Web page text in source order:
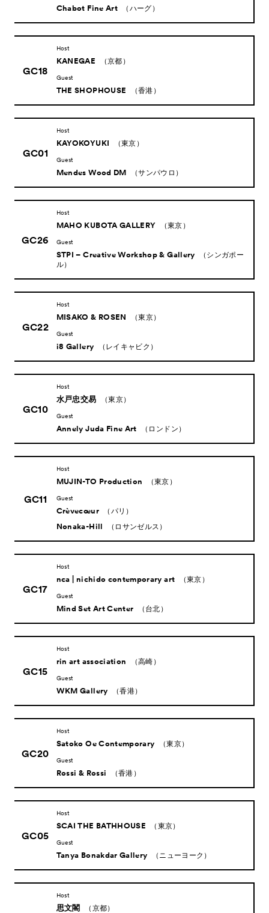
News お知らせ
Exhibitors
- Gallery Collaborations
Artworks 作品一覧
ACK Curates
- Talks トークプログラム
- For Kids キッズプログラム
Special Programs
Associated Programs 市内連携プログラム
About
Visitor Information
Partners パートナー
Contact
Archive
Chabot Fine Art （ハーグ）
GC18
Host
KANEGAE （京都）
Guest
THE SHOPHOUSE （香港）
GC01
Host
KAYOKOYUKI （東京）
Guest
Mendes Wood DM （サンパウロ）
GC26
Host
MAHO KUBOTA GALLERY （東京）
Guest
STPI – Creative Workshop & Gallery
（シンガポー
ル）
GC22
Host
MISAKO & ROSEN （東京）
Guest
i8 Gallery （レイキャビク）
GC10
Host
水戸忠交易 （東京）
Guest
Annely Juda Fine Art （ロンドン）
GC11
Host
MUJIN-TO Production （東京）
Guest
Crèvecœur （パリ）
Nonaka-Hill （ロサンゼルス）
GC17
Host
nca | nichido contemporary art （東京）
Guest
Mind Set Art Center （台北）
GC15
Host
rin art association （高崎）
Guest
WKM Gallery （香港）
GC20
Host
Satoko Oe Contemporary （東京）
Guest
Rossi & Rossi （香港）
GC05
Host
SCAI THE BATHHOUSE （東京）
Guest
Tanya Bonakdar Gallery （ニューヨーク）
Host
思文閣 （京都）